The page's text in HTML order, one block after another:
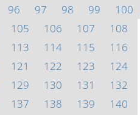
96 97 98 99
100
105 106 107
108
113 114 115
116
121 122 123
124
129 130 131
132
137 138 139
140